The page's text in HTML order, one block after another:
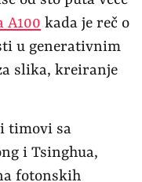
A100 kada je reč o
u generativnim
slika, kreiranje
timovi sa
i Tsinghua,
fotonskih